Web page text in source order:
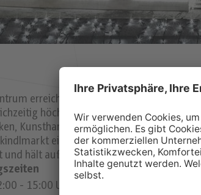
erreichen Sie in nur 8 Minuten mit
höchstgelegenen Christkindlmarkt
Kunsthandwerk und traditionellen
einen traumhaften Blick auf
hält außerdem ein buntes
- 15:00 Uhr